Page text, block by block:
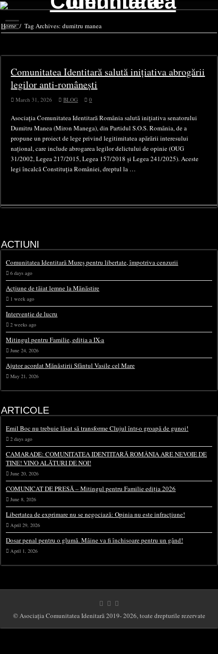
Home / Tag Archives: dumitru manea
Comunitatea Identitară salută inițiativa abrogării
legilor anti-românești
March 31, 2026 BLOG 0
Asociația Comunitatea Identitară România salută inițiativa senatorului
Dumitru Manea (Miron Manega), din Partidul S.O.S. România, de a
propune un proiect de lege privind legitimitatea apărării interesului
național, care include abrogarea legilor delictului de opinie (OUG
31/2002, Legea 217/2015, Legea 157/2018 și Legea 241/2025). Aceste
legi încalcă Constituția României, dreptul la …
ACTIUNI
Comunitatea Identitară Mureș pentru libertate, împotriva cenzurii
6 days ago
Acțiune de tăiat lemne la Mănăstire
1 week ago
Intervenție de lucru
2 weeks ago
Mitingul pentru Familie, ediția a IX-a
June 24, 2026
Ajutor acordat Mănăstirii Sfântul Vasile cel Mare
May 21, 2026
ARTICOLE
Emil Boc nu trebuie lăsat să transforme Clujul într-o groapă de gunoi!
2 days ago
CAMARADE: COMUNITATEA IDENTITARĂ ROMÂNIA ARE NEVOIE DE
TINE! VINO ALĂTURI DE NOI!
June 20, 2026
COMUNICAT DE PRESĂ – Mitingul pentru Familie ediția 2026
June 8, 2026
Libertatea de exprimare nu se negociază: Opinia nu este infracțiune!
April 29, 2026
Dosar penal pentru o glumă. Mâine va fi închisoare pentru un gând!
April 1, 2026
© Asociația Comunitatea Idenitară 2019- 2026, toate drepturile rezervate